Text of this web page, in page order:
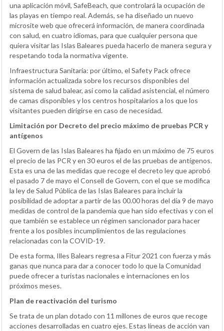
una aplicación móvil, SafeBeach, que controlará la ocupación de
las playas en tiempo real. Además, se ha diseñado un nuevo
microsite web que ofrecerá información, de manera coordinada
con salud, en cuatro idiomas, para que cualquier persona que
quiera visitar las Islas Baleares pueda hacerlo de manera segura y
respetando toda la normativa vigente.
Infraestructura Sanitaria: por último, el Safety Pack ofrece
información actualizada sobre los recursos disponibles del
sistema de salud balear, así como la calidad asistencial, el número
de camas disponibles y los centros hospitalarios a los que los
visitantes pueden dirigirse en caso de necesidad.
Limitación por Decreto del precio máximo de pruebas PCR y
antígenos
El Govern de las Islas Baleares ha fijado en un máximo de 75 euros
el precio de las PCR y en 30 euros el de las pruebas de antígenos.
Esta es una de las medidas que recoge el decreto ley que aprobó
el pasado 7 de mayo el Consell de Govern, con el que se modifica
la ley de Salud Pública de las Islas Baleares para incluir la
posibilidad de adoptar a partir de las 00.00 horas del día 9 de mayo
medidas de control de la pandemia que han sido efectivas y con el
que también se establece un régimen sancionador para hacer
frente a los posibles incumplimientos de las regulaciones
relacionadas con la COVID-19.
De esta forma, Illes Balears regresa a Fitur 2021 con fuerza y más
ganas que nunca para dar a conocer todo lo que la Comunidad
puede ofrecer a turistas nacionales e internaciones en los
próximos meses.
Plan de reactivación del turismo
Se trata de un plan dotado con 11 millones de euros que recoge
acciones desarrolladas en cuatro ejes. Estas líneas de acción van